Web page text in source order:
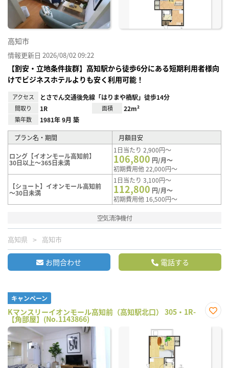
高知市
情報更新日 2026/08/02 09:22
【割安・立地条件抜群】高知駅から徒歩6分にある短期利用者様向
けでビジネスホテルよりも安く利用可能！
アクセス とさでん交通後免線「はりまや橋駅」徒歩14分
間取り 1R 面積 22m²
築年数 1981年 9月 築
プラン名・期間 月額目安
ロング【イオンモール高知前】
30日以上～365日未満
1日当たり 2,900円～
106,800 円/月～
初期費用他 22,000円～
【ショート】イオンモール高知前
～30日未満
1日当たり 3,100円～
112,800 円/月～
初期費用他 16,500円～
空気清浄機付
高知県 高知市
お問合わせ 電話する
キャンペーン
Kマンスリーイオンモール高知前（高知駅北口） 305・1R-
【角部屋】(No.1143866)
に入